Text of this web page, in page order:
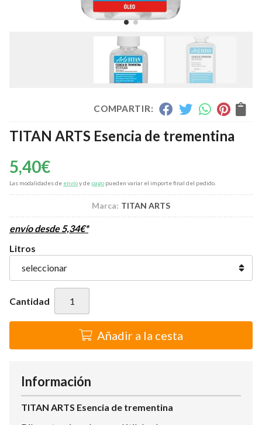
COMPARTIR:
TITAN ARTS Esencia de trementina
5,40€
Las modalidades de envíoy de pago pueden variar el importe final del pedido.
Marca: TITAN ARTS
envío desde5,34€*
Litros
Cantidad
Añadir a la cesta
Información
TITAN ARTS Esencia de trementina